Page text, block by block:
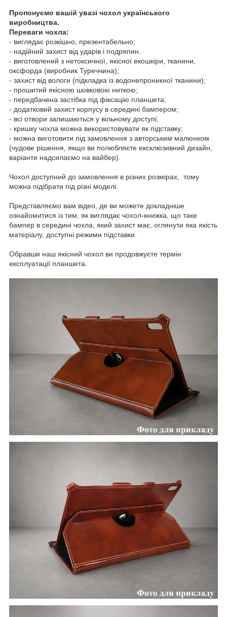
Пропонуємо вашій увазі чохол українського
виробництва.
Переваги чохла:
- виглядає розкішно, презентабельно;
- надійний захист від ударів і подряпин.
- виготовлений з нетоксичної, якісної екошкіри, тканини,
оксфорда (виробник Туреччина);
- захист від вологи (підкладка із водонепроникної тканини);
- прошитий якісною шовковою ниткою;
- передбачена застібка під фіксацію планшета;
- додатковий захист корпусу в середині бампером;
- всі отвори залишаються у вільному доступі;
- кришку чохла можна використовувати як підставку;
- можна виготовити під замовлення з авторським малюнком
(чудове рішення, якщо ви полюбляєте ексклюзивний дизайн,
варіанти надсилаємо на вайбер).
Чохол доступний до замовлення в різних розмірах, тому
можна підібрати під різні моделі.
Представляємо вам відео, де ви можете докладніше
ознайомитися із тим, як виглядає чохол-книжка, що таке
бампер в середині чохла, який захист має, оглянути яка якість
матеріалу, доступні режими підставки.
Обравши наш якісний чохол ви продовжуєте термін
експлуатації планшета.